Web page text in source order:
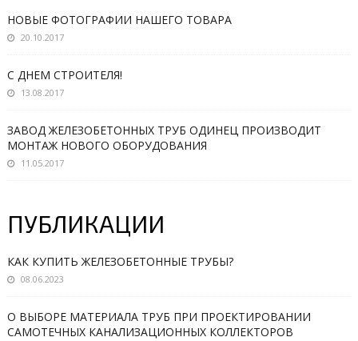
НОВЫЕ ФОТОГРАФИИ НАШЕГО ТОВАРА
20.10.2017
С ДНЕМ СТРОИТЕЛЯ!
13.08.2017
ЗАВОД ЖЕЛЕЗОБЕТОННЫХ ТРУБ ОДИНЕЦ ПРОИЗВОДИТ
МОНТАЖ НОВОГО ОБОРУДОВАНИЯ
11.05.2017
ПУБЛИКАЦИИ
КАК КУПИТЬ ЖЕЛЕЗОБЕТОННЫЕ ТРУБЫ?
08.06.2023
О ВЫБОРЕ МАТЕРИАЛА ТРУБ ПРИ ПРОЕКТИРОВАНИИ
САМОТЕЧНЫХ КАНАЛИЗАЦИОННЫХ КОЛЛЕКТОРОВ